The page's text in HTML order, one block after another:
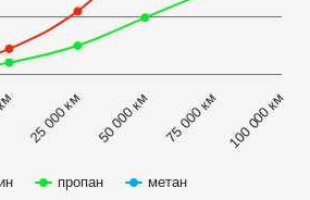
пропан метан
25 000 км 50 000 км 75 000 км 100 000 км